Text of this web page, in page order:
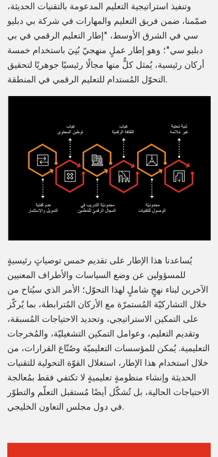
وتنفيذ استراتيجية التعليم المدعومة بالتقنيات الحديثة،
صمّمنا، ضمن فريق التعليم والمهارات في شركة بي دبليو
سي في الشرق الأوسط، "إطار التعليم الرقمي في بي
دبليو سي"؛ وهو إطار عملٍ منهجيّ بُنِيَ باستخدام خمسة
أركان رئيسية، يُمثل كلٌّ منها مجالًا رئيسيًا جوهريًا لتحقيق
التحوّل المُستدام للتعليم الرقمي في المنطقة.
يُساعدنا هذا الإطار على تقديم خمس توصياتٍ رئيسيةٍ
للمسؤولين عن وضع السياسات والأطراف المعنيين
الآخرين لبناء نهجٍ شاملٍ لهذا التحوّل؛ الأمر الذي سيُتاح من
خلال التشاركيّة المُستمرّة مع الأركان المُترابطة، بما يُركّز
على التمكين الاستراتيجي، وتحديد الاحتياجات المُسبقة،
وتقديم التعليم، وعوامل التمكين التشغيليّة، والمُخرجات
التعليمية. يُمكن للمؤسسات التعليميّة وصُنّاع القرارات، من
خلال استخدام هذا الإطار، استغلال القوّة التحولية للتقنيات
الحديثة وإنشاء منظومةٍ تعليميةٍ لا تكتفي فقط بمُعالجة
الاحتياجات الحالية، بل تُشكّل أيضًا مُستقبل التعلّم والتطوّر
في دول مجلس التعاون الخليجي.